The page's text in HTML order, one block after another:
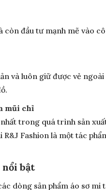
đầu tư mạnh mẽ vào
và luôn giữ được vẻ
mũi chỉ
trong quá trình sản
Fashion là một tác
nổi bật
dòng sản phẩm áo sơ